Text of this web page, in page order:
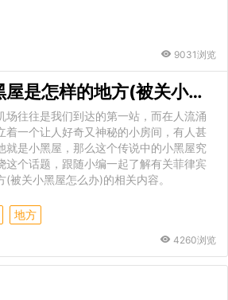
9031浏览
菲律宾机场小黑屋是怎样的地方(被关小黑屋怎么办)
场往往是我们到达的第一站，而在人流涌
着一个让人好奇又神秘的小房间，有人甚
就是小黑屋，那么这个传说中的小黑屋究
这个话题，跟随小编一起了解有关菲律宾
被关小黑屋怎么办)的相关内容。
地方
4260浏览